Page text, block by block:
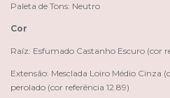
Paleta de Tons: Neutro
Cor
Raíz: Esfumado Castanho Escuro (cor
Extensão: Mesclada Loiro Médio Cinza
perolado (cor referência 12.89)